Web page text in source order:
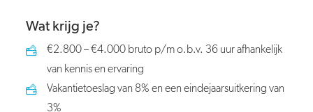
Wat krijg je?
€2.800 – €4.000 bruto p/m o.b.v. 36 uur afhankelijk
van kennis en ervaring
Vakantietoeslag van 8% en een eindejaarsuitkering van
3%